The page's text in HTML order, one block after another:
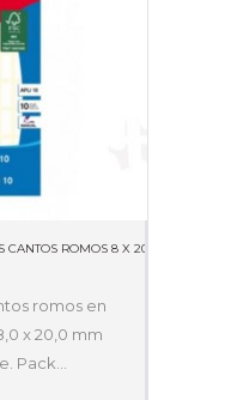
CANTOS ROMOS 8 X 20MM 01633
romos en
x 20,0 mm
Pack…